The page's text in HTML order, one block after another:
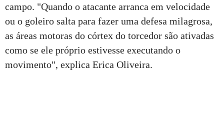
campo. "Quando o atacante arranca em velocidade
ou o goleiro salta para fazer uma defesa milagrosa,
as áreas motoras do córtex do torcedor são ativadas
como se ele próprio estivesse executando o
movimento", explica Erica Oliveira.